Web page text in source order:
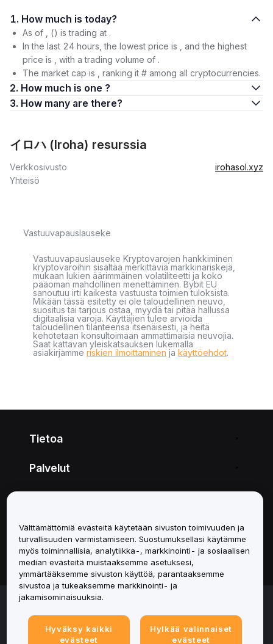
1. How much is today?
As of , () is trading at .
In the last 24 hours, the lowest price is , and the highest
price is , with a trading volume of .
The market cap is , ranking it # among all cryptocurrencies.
2. How much is one ?
3. How many are there?
イロハ (Iroha) resurssia
Verkkosivusto
irohasol.xyz
Yhteisö
Vastuuvapauslauseke
Vastuuvapauslauseke Kryptovarojen hankkiminen
kryptovaroihin sisältää merkittäviä markkinariskejä,
mukaan lukien äärimmäinen volatiliteetti ja koko
pääoman mahdollinen menettäminen. Bybit EU
sanoutuu irti kaikesta vastuusta toimien tuloksista.
Mikään tässä esitetty ei ole taloudellinen neuvo,
suositus tai tarjous ostaa, myydä tai pitää hallussa
digitaalisia varoja. Käyttäjien tulee arvioida
taloudellinen tilanteensa itsenäisesti, ja heitä
kehotetaan konsultoimaan ammattimaisia neuvojia.
Saat kattavan yleiskatsauksen lukemalla
asiakirjamme riskien ilmoittaminen ja käyttöehdot.
Tietoa
Palvelut
Tuotteet
Lakiasiat
© 2025-2026 Bybit.eu. All rights reserved.
Palveluehdot | Tietosuojaehdot | Yritystiedot
(Impressum) | Evästeasetukset
Välttämättömiä evästeitä käytetään sivuston toimivuuden ja
turvallisuuden varmistamiseen. Suostumuksellasi käytämme
myös toiminnallisia, analytiikka-, markkinointi- ja sosiaalisen
median evästeitä muistaaksemme asetuksesi,
ymmärtääksemme sivuston käyttöä, parantaaksemme
sivustoa ja tukeaksemme markkinointi- ja
jakamisominaisuuksia.
Hyväksy kaikki
evästeet
Hylkää valinnaiset
evästeet